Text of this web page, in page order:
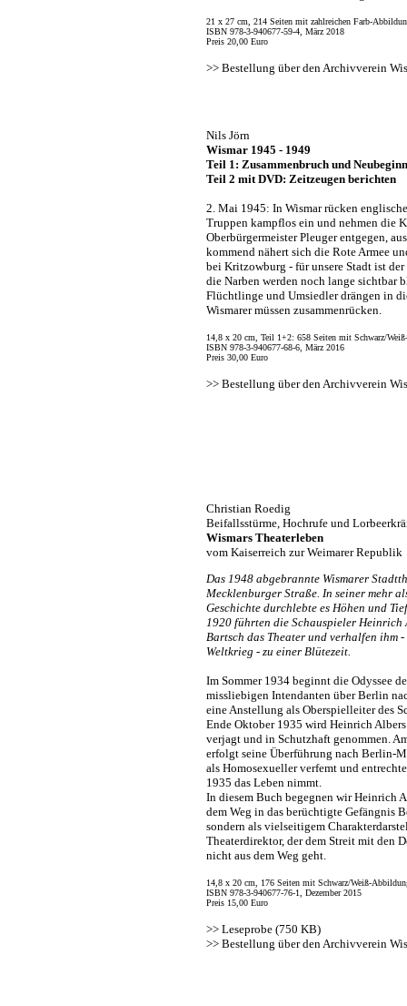
21 x 27 cm, 214 Seiten mit zahlreichen Farb-
ISBN 978-3-940677-59-4, März 2018
Preis 20,00 Euro
>> Bestellung über den Archivverein
Nils Jörn
Wismar 1945 - 1949
Teil 1: Zusammenbruch und Neubeginn
Teil 2 mit DVD: Zeitzeugen berichten
2. Mai 1945: In Wismar rücken
Truppen kampflos ein und nehmen die
Oberbürgermeister Pleuger entgegen,
kommend nähert sich die Rote Armee
bei Kritzowburg - für unsere Stadt ist
die Narben werden noch lange sichtbar
Flüchtlinge und Umsiedler drängen in
Wismarer müssen zusammenrücken.
14,8 x 20 cm, Teil 1+2: 658 Seiten mit Schwarz/
ISBN 978-3-940677-68-6, März 2016
Preis 30,00 Euro
>> Bestellung über den Archivverein
Christian Roedig
Beifallsstürme, Hochrufe und
Wismars Theaterleben
vom Kaiserreich zur Weimarer Republik
Das 1948 abgebrannte Wismarer
Mecklenburger Straße. In seiner mehr
Geschichte durchlebte es Höhen und
1920 führten die Schauspieler Heinrich
Bartsch das Theater und verhalfen ihm
Weltkrieg - zu einer Blütezeit.
Im Sommer 1934 beginnt die Odyssee
missliebigen Intendanten über Berlin
eine Anstellung als Oberspielleiter des
Ende Oktober 1935 wird Heinrich
verjagt und in Schutzhaft genommen.
erfolgt seine Überführung nach Berlin-
als Homosexueller verfemt und
1935 das Leben nimmt.
In diesem Buch begegnen wir Heinrich
dem Weg in das berüchtigte Gefängnis
sondern als vielseitigem
Theaterdirektor, der dem Streit mit den
nicht aus dem Weg geht.
14,8 x 20 cm, 176 Seiten mit Schwarz/Weiß-
ISBN 978-3-940677-76-1, Dezember 2015
Preis 15,00 Euro
>> Leseprobe (750 KB)
>> Bestellung über den Archivverein